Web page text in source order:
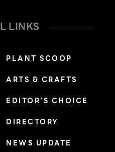
ซลาร์ที่ดีต้องทนร้อน หัวใจ
ม ประสิทธิภาพการทำงานลด
วยให้ประหยัดเงินในกระเป๋า
คาตลอดเวลา โดยเฉพาะ
กจากนี้ แผงโซลาร์เซลล์ที่ดี
LINKS
PLANT SCOOP
ARTS & CRAFTS
EDITOR’S CHOICE
DIRECTORY
NEWS UPDATE